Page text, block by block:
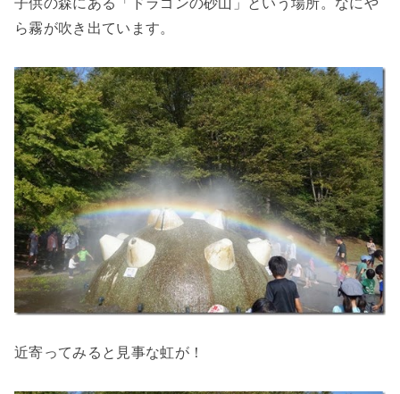
ら霧が吹き出ています。
近寄ってみると見事な虹が！